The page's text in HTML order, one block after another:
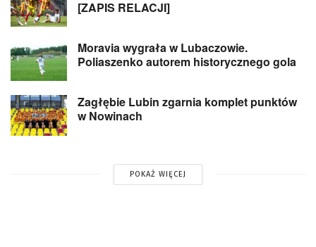
[ZAPIS RELACJI]
Moravia wygrała w Lubaczowie.
Poliaszenko autorem historycznego gola
Zagłębie Lubin zgarnia komplet punktów
w Nowinach
POKAŻ WIĘCEJ